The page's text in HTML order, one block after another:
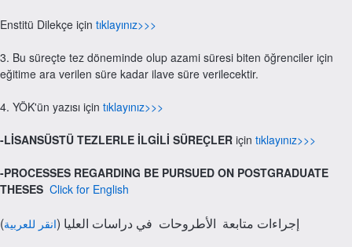
Enstitü Dilekçe için tıklayınız>>>
3. Bu süreçte tez döneminde olup azami süresi biten öğrenciler için
eğitime ara verilen süre kadar ilave süre verilecektir.
4. YÖK'ün yazısı için tıklayınız>>>
-LİSANSÜSTÜ TEZLERLE İLGİLİ SÜREÇLER için tıklayınız>>>
-PROCESSES REGARDING BE PURSUED ON POSTGRADUATE
THESES Click for English
(إجراءات متابعة الأطروحات في دراسات العليا (انقر للعربية